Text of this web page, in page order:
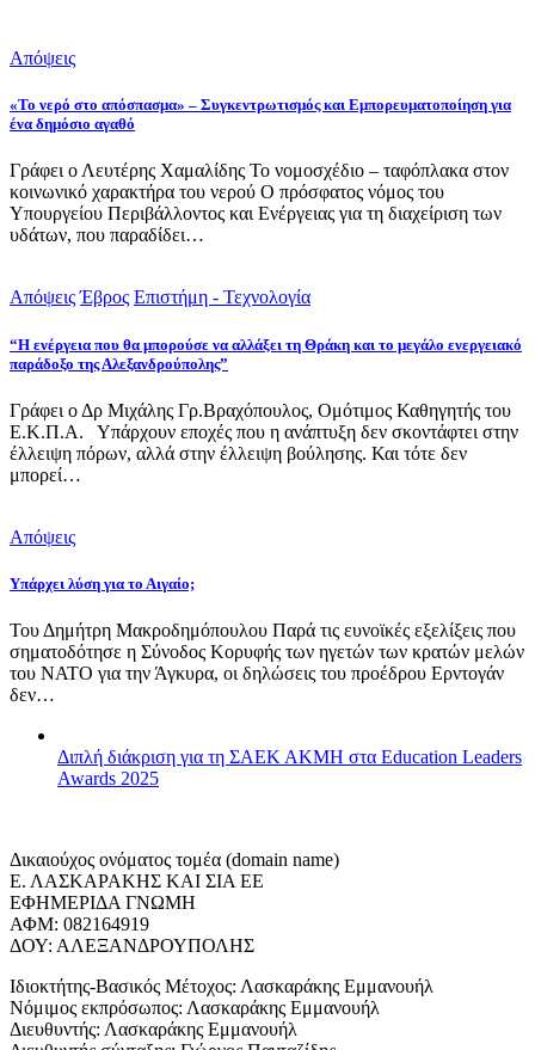
Απόψεις
«Το νερό στο απόσπασμα» – Συγκεντρωτισμός και Εμπορευματοποίηση για
ένα δημόσιο αγαθό
Γράφει ο Λευτέρης Χαμαλίδης Το νομοσχέδιο – ταφόπλακα στον
κοινωνικό χαρακτήρα του νερού Ο πρόσφατος νόμος του
Υπουργείου Περιβάλλοντος και Ενέργειας για τη διαχείριση των
υδάτων, που παραδίδει…
Απόψεις Έβρος Επιστήμη - Τεχνολογία
“Η ενέργεια που θα μπορούσε να αλλάξει τη Θράκη και το μεγάλο ενεργειακό
παράδοξο της Αλεξανδρούπολης”
Γράφει ο Δρ Μιχάλης Γρ.Βραχόπουλος, Ομότιμος Καθηγητής του
Ε.Κ.Π.Α. Υπάρχουν εποχές που η ανάπτυξη δεν σκοντάφτει στην
έλλειψη πόρων, αλλά στην έλλειψη βούλησης. Και τότε δεν
μπορεί…
Απόψεις
Υπάρχει λύση για το Αιγαίο;
Του Δημήτρη Μακροδημόπουλου Παρά τις ευνοϊκές εξελίξεις που
σηματοδότησε η Σύνοδος Κορυφής των ηγετών των κρατών μελών
του ΝΑΤΟ για την Άγκυρα, οι δηλώσεις του προέδρου Ερντογάν
δεν…
Διπλή διάκριση για τη ΣΑΕΚ ΑΚΜΗ στα Education Leaders
Awards 2025
Δικαιούχος ονόματος τομέα (domain name)
Ε. ΛΑΣΚΑΡΑΚΗΣ ΚΑΙ ΣΙΑ ΕΕ
ΕΦΗΜΕΡΙΔΑ ΓΝΩΜΗ
ΑΦΜ: 082164919
ΔΟΥ: ΑΛΕΞΑΝΔΡΟΥΠΟΛΗΣ
Ιδιοκτήτης-Βασικός Μέτοχος: Λασκαράκης Εμμανουήλ
Νόμιμος εκπρόσωπος: Λασκαράκης Εμμανουήλ
Διευθυντής: Λασκαράκης Εμμανουήλ